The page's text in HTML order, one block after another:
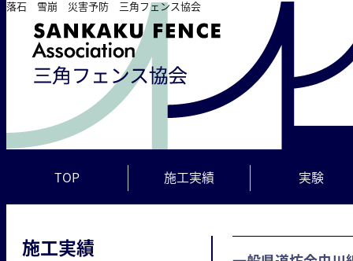
落石 雪崩 災害予防 三角フェンス協会
TOP 施工実績 実験
施工実績